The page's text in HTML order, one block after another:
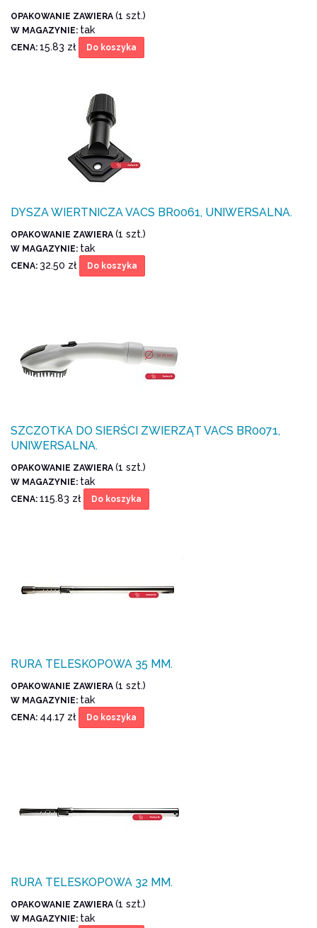
OPAKOWANIE ZAWIERA (1 szt.)
W MAGAZYNIE: tak
CENA: 15.83 zł Do koszyka
DYSZA WIERTNICZA VACS BR0061, UNIWERSALNA.
OPAKOWANIE ZAWIERA (1 szt.)
W MAGAZYNIE: tak
CENA: 32.50 zł Do koszyka
SZCZOTKA DO SIERŚCI ZWIERZĄT VACS BR0071,
UNIWERSALNA.
OPAKOWANIE ZAWIERA (1 szt.)
W MAGAZYNIE: tak
CENA: 115.83 zł Do koszyka
RURA TELESKOPOWA 35 MM.
OPAKOWANIE ZAWIERA (1 szt.)
W MAGAZYNIE: tak
CENA: 44.17 zł Do koszyka
RURA TELESKOPOWA 32 MM.
OPAKOWANIE ZAWIERA (1 szt.)
W MAGAZYNIE: tak